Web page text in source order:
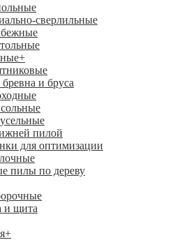
сверлильные
+
и бруса
пилой
для оптимизации
пилы по дереву
и щита
+